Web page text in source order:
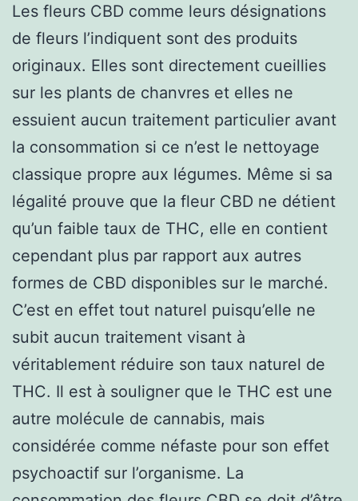
Les fleurs CBD comme leurs désignations
de fleurs l’indiquent sont des produits
originaux. Elles sont directement cueillies
sur les plants de chanvres et elles ne
essuient aucun traitement particulier avant
la consommation si ce n’est le nettoyage
classique propre aux légumes. Même si sa
légalité prouve que la fleur CBD ne détient
qu’un faible taux de THC, elle en contient
cependant plus par rapport aux autres
formes de CBD disponibles sur le marché.
C’est en effet tout naturel puisqu’elle ne
subit aucun traitement visant à
véritablement réduire son taux naturel de
THC. Il est à souligner que le THC est une
autre molécule de cannabis, mais
considérée comme néfaste pour son effet
psychoactif sur l’organisme. La